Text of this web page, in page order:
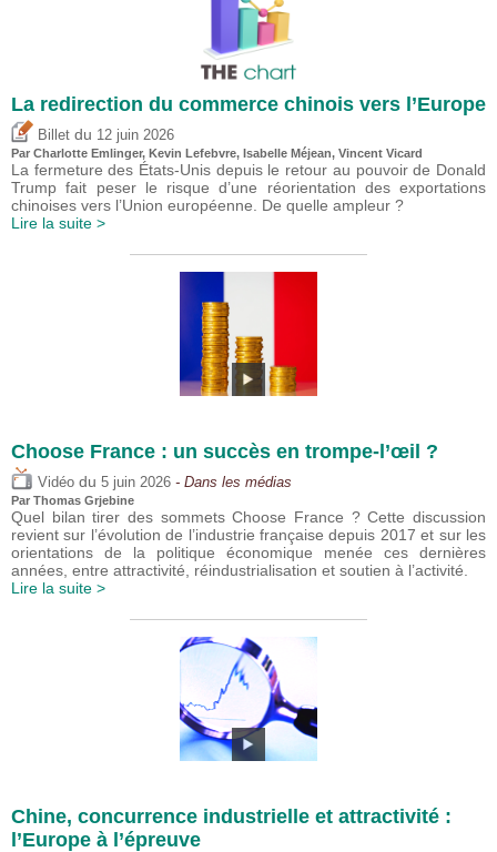
La redirection du commerce chinois vers l’Europe
Billet du 12 juin 2026
Par Charlotte Emlinger, Kevin Lefebvre, Isabelle Méjean, Vincent Vicard
La fermeture des États-Unis depuis le retour au pouvoir de Donald
Trump fait peser le risque d’une réorientation des exportations
chinoises vers l’Union européenne. De quelle ampleur ?
Lire la suite >
Choose France : un succès en trompe-l’œil ?
Vidéo du 5 juin 2026 - Dans les médias
Par Thomas Grjebine
Quel bilan tirer des sommets Choose France ? Cette discussion
revient sur l’évolution de l’industrie française depuis 2017 et sur les
orientations de la politique économique menée ces dernières
années, entre attractivité, réindustrialisation et soutien à l’activité.
Lire la suite >
Chine, concurrence industrielle et attractivité :
l’Europe à l’épreuve